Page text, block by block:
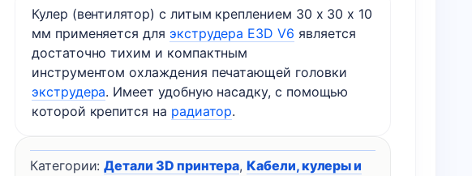
Кулер (вентилятор) с литым креплением 30 x 30 х 10
мм применяется для экструдера E3D V6 является
достаточно тихим и компактным
инструментом охлаждения печатающей головки
экструдера. Имеет удобную насадку, с помощью
которой крепится на радиатор.
Категории:Детали 3D принтера,Кабели, кулеры и